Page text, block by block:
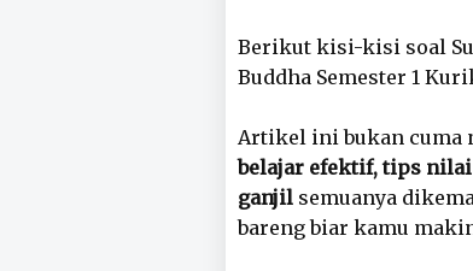
Berikut kisi-kisi soal
Buddha Semester 1
Artikel ini bukan cuma
belajar efektif, tips
ganjil semuanya
bareng biar kamu